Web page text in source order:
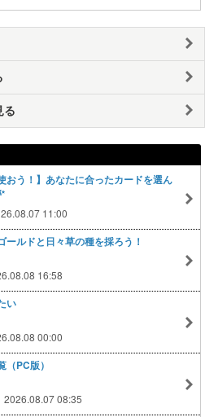
る
おう！】あなたに合ったカードを選ん
11:00
ールドと日々草の種を採ろう！
16:58
い
00:00
PC版）
2026.08.07 08:35